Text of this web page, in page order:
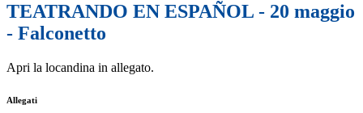
TEATRANDO EN ESPAÑOL - 20 maggio
- Falconetto
Apri la locandina in allegato.
Allegati